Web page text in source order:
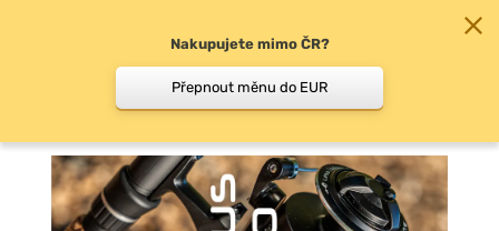
Přední brzda
Nakupujete mimo ČR?
Přepnout měnu do EUR